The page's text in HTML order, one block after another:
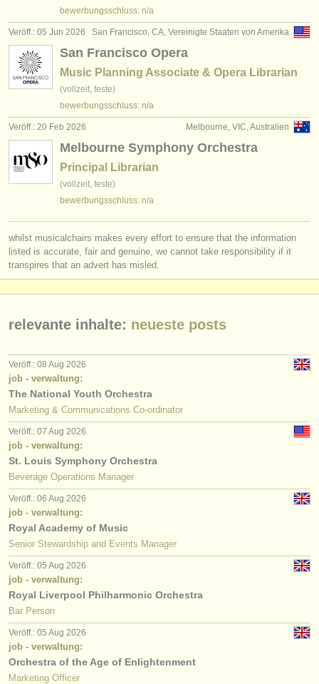
faq
einloggen
bewerbungsschluss: n/a
San Francisco, CA, Vereinigte Staaten von Amerika
Veröff.: 05 Jun 2026
San Francisco Opera
Music Planning Associate & Opera Librarian
(vollzeit, feste)
bewerbungsschluss: n/a
Melbourne, VIC, Australien
Veröff.: 20 Feb 2026
Melbourne Symphony Orchestra
Principal Librarian
(vollzeit, feste)
bewerbungsschluss: n/a
whilst musicalchairs makes every effort to ensure that the information
listed is accurate, fair and genuine, we cannot take responsibility if it
transpires that an advert has misled.
relevante inhalte: neueste posts
Veröff.: 08 Aug 2026
job - verwaltung:
The National Youth Orchestra
Marketing & Communications Co-ordinator
Veröff.: 07 Aug 2026
job - verwaltung:
St. Louis Symphony Orchestra
Beverage Operations Manager
Veröff.: 06 Aug 2026
job - verwaltung:
Royal Academy of Music
Senior Stewardship and Events Manager
Veröff.: 05 Aug 2026
job - verwaltung:
Royal Liverpool Philharmonic Orchestra
Bar Person
Veröff.: 05 Aug 2026
job - verwaltung:
Orchestra of the Age of Enlightenment
Marketing Officer